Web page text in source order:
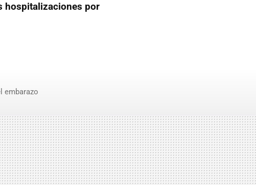
hospitalizaciones por
embarazo